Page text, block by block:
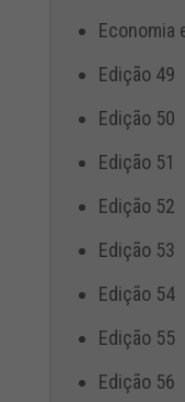
Economia
Edição 49
Edição 50
Edição 51
Edição 52
Edição 53
Edição 54
Edição 55
Edição 56